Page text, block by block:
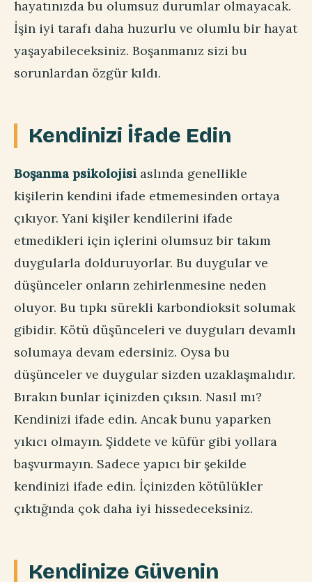
hayatınızda bu olumsuz durumlar olmayacak.
İşin iyi tarafı daha huzurlu ve olumlu bir hayat
yaşayabileceksiniz. Boşanmanız sizi bu
sorunlardan özgür kıldı.
Kendinizi İfade Edin
Boşanma psikolojisi aslında genellikle
kişilerin kendini ifade etmemesinden ortaya
çıkıyor. Yani kişiler kendilerini ifade
etmedikleri için içlerini olumsuz bir takım
duygularla dolduruyorlar. Bu duygular ve
düşünceler onların zehirlenmesine neden
oluyor. Bu tıpkı sürekli karbondioksit solumak
gibidir. Kötü düşünceleri ve duyguları devamlı
solumaya devam edersiniz. Oysa bu
düşünceler ve duygular sizden uzaklaşmalıdır.
Bırakın bunlar içinizden çıksın. Nasıl mı?
Kendinizi ifade edin. Ancak bunu yaparken
yıkıcı olmayın. Şiddete ve küfür gibi yollara
başvurmayın. Sadece yapıcı bir şekilde
kendinizi ifade edin. İçinizden kötülükler
çıktığında çok daha iyi hissedeceksiniz.
Kendinize Güvenin